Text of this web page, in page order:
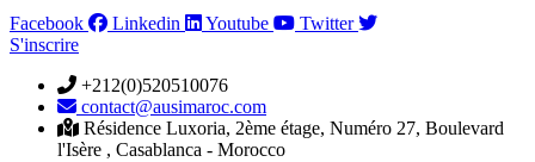
Facebook
Linkedin Youtube
Twitter
S'inscrire
+212(0)520510076
contact@ausimaroc.com
Résidence Luxoria, 2ème étage, Numéro 27, Boulevard
l'Isère , Casablanca - Morocco